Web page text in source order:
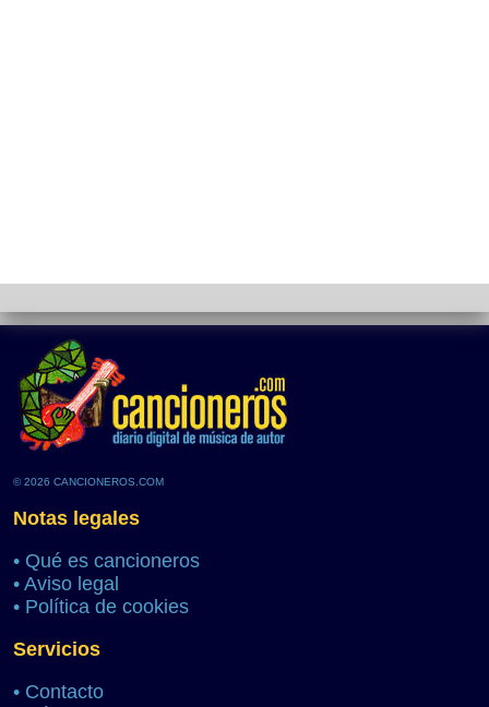
© 2026 CANCIONEROS.COM
Notas legales
• Qué es cancioneros
• Aviso legal
• Política de cookies
Servicios
• Contacto